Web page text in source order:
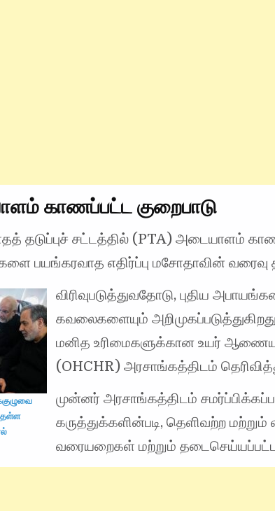
காணப்பட்ட குறைபாடு
தடுப்புச் சட்டத்தில் (PTA) அடையாளம்
பயங்கரவாத எதிர்ப்பு மசோதாவின்
தள்ள
விரிவுபடுத்துவதோடு, புதிய
கவலைகளையும்
மனித உரிமைகளுக்கான உயர்
(OHCHR) அரசாங்கத்திடம்
முன்னர் அரசாங்கத்திடம்
கருத்துக்களின்படி, தெளிவற்ற மற்றும்
வரையறைகள் மற்றும்